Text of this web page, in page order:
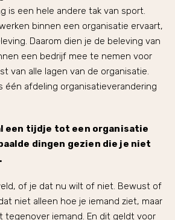
is een hele andere tak van sport.
binnen een organisatie ervaart,
Daarom dien je de beleving van
een bedrijf mee te nemen voor
van alle lagen van de organisatie.
één afdeling organisatieverandering
een tijdje tot een organisatie
dingen gezien die je niet
of je dat nu wilt of niet. Bewust of
niet alleen hoe je iemand ziet, maar
tegenover iemand. En dit geldt voor